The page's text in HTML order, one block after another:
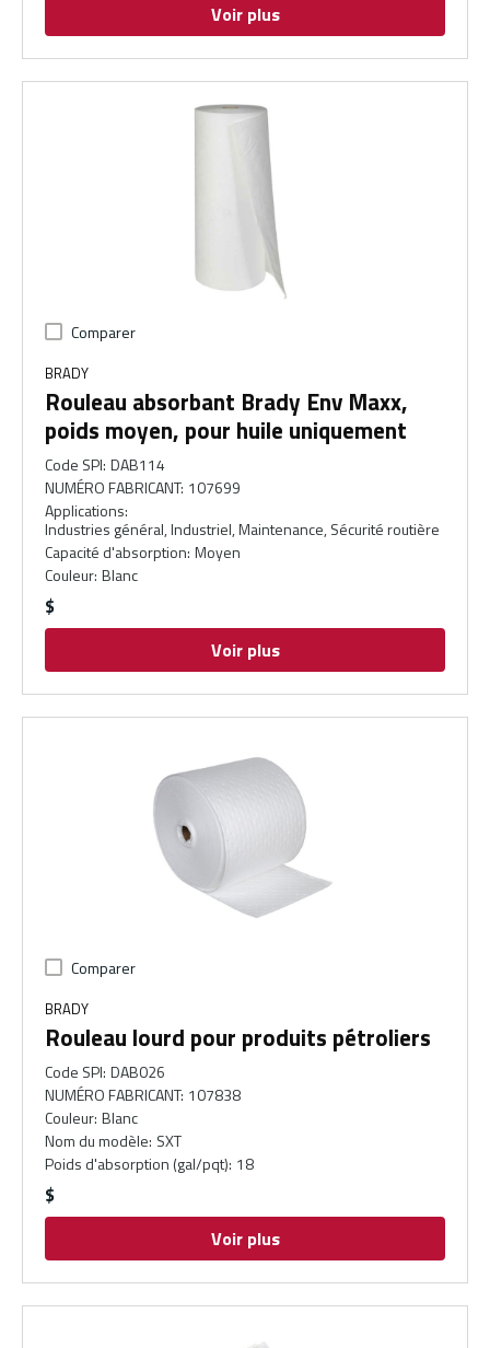
Voir plus
Comparer
BRADY
Rouleau absorbant Brady Env Maxx,
poids moyen, pour huile uniquement
Code SPI: DAB114
NUMÉRO FABRICANT: 107699
Applications:
Industries général, Industriel, Maintenance, Sécurité routière
Capacité d'absorption: Moyen
Couleur: Blanc
$
Voir plus
Comparer
BRADY
Rouleau lourd pour produits pétroliers
Code SPI: DAB026
NUMÉRO FABRICANT: 107838
Couleur: Blanc
Nom du modèle: SXT
Poids d'absorption (gal/pqt): 18
$
Voir plus